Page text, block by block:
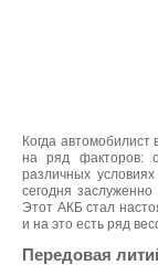
Когда
на ряд факторов:
различных
сегодня
Этот АКБ стал
и на это есть ряд
Передовая